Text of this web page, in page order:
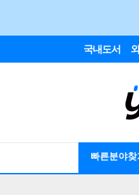
국내도서
빠른분야찾